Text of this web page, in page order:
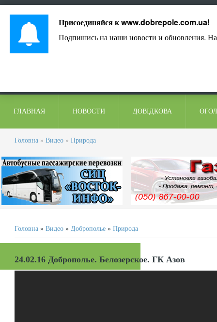
ГЛАВНАЯ НОВОСТИ ДОВІДКОВА
Головна » Видео » Природа
Головна » Видео » Доброполье » Природа
24.02.16 Доброполье. Белозерское. ГК Азов
Присоединяйся кwww.dobrepole.com.ua!
Подпишись на наши новости и обновления.